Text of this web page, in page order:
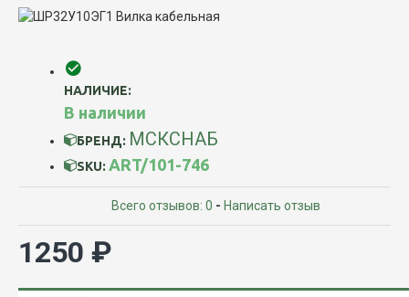
НАЛИЧИЕ:
В наличии
БРЕНД: МСКСНАБ
SKU: ART/101-746
Всего отзывов: 0 - Написать отзыв
1250 ₽